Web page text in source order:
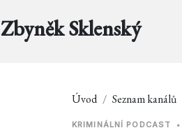
Zbyněk Sklenský
Úvod Seznam kanálů
KRIMINÁLNÍ PODCAST •